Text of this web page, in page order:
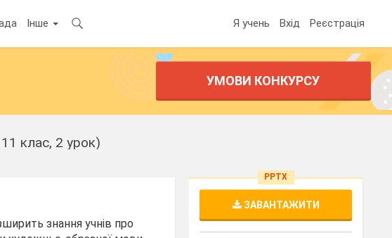
Інше Я учень Вхід Реєстрація
УМОВИ КОНКУРСУ
клас, 2 урок)
знання учнів про
PPTX
ЗАВАНТАЖИТИ